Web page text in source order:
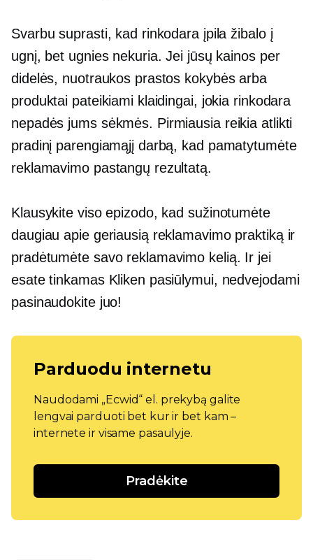
Svarbu suprasti, kad rinkodara įpila žibalo į
ugnį, bet ugnies nekuria. Jei jūsų kainos per
didelės, nuotraukos prastos kokybės arba
produktai pateikiami klaidingai, jokia rinkodara
nepadės jums sėkmės. Pirmiausia reikia atlikti
pradinį parengiamąjį darbą, kad pamatytumėte
reklamavimo pastangų rezultatą.
Klausykite viso epizodo, kad sužinotumėte
daugiau apie geriausią reklamavimo praktiką ir
pradėtumėte savo reklamavimo kelią. Ir jei
esate tinkamas Kliken pasiūlymui, nedvejodami
pasinaudokite juo!
Parduodu internetu
Naudodami „Ecwid“ el. prekybą galite
lengvai parduoti bet kur ir bet kam –
internete ir visame pasaulyje.
Pradėkite